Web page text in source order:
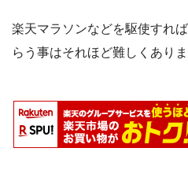
楽天マラソンなどを駆使すれば
らう事はそれほど難しくありま